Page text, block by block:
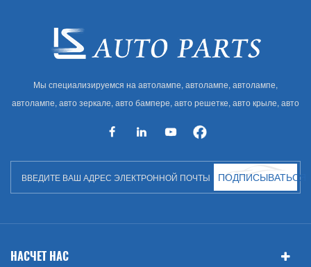
Мы специализируемся на автолампе, автолампе, автолампе,
автолампе, авто зеркале, авто бампере, авто решетке, авто крыле, авто
автозапчастей для Audi, VW, Benz, BMW
ПОДПИСЫВАТЬСЯ
НАСЧЕТ НАС